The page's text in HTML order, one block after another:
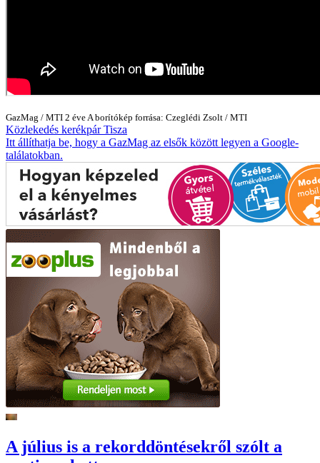
GazMag / MTI 2 éve A borítókép forrása: Czeglédi Zsolt / MTI
Közlekedés kerékpárTisza
Itt állíthatja be, hogy a GazMag az elsők között legyen a Google-
találatokban.
A július is a rekorddöntésekről szólt a